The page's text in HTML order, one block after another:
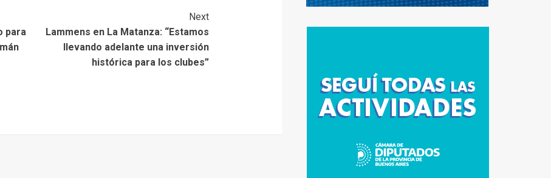
para
Next
Lammens en La Matanza: “Estamos
llevando adelante una inversión
histórica para los clubes”